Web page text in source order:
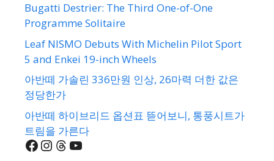
Bugatti Destrier: The Third One-of-One
Programme Solitaire
Leaf NISMO Debuts With Michelin Pilot Sport
5 and Enkei 19-inch Wheels
아반떼 가솔린 336만원 인상, 26마력 더한 값은
정당한가
아반떼 하이브리드 옵션표 뜯어보니, 통풍시트가
트림을 가른다
Facebook
Instagram
Threads
YouTube